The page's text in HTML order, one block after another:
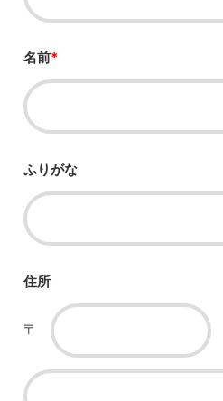
名前*
ふりがな
住所
〒